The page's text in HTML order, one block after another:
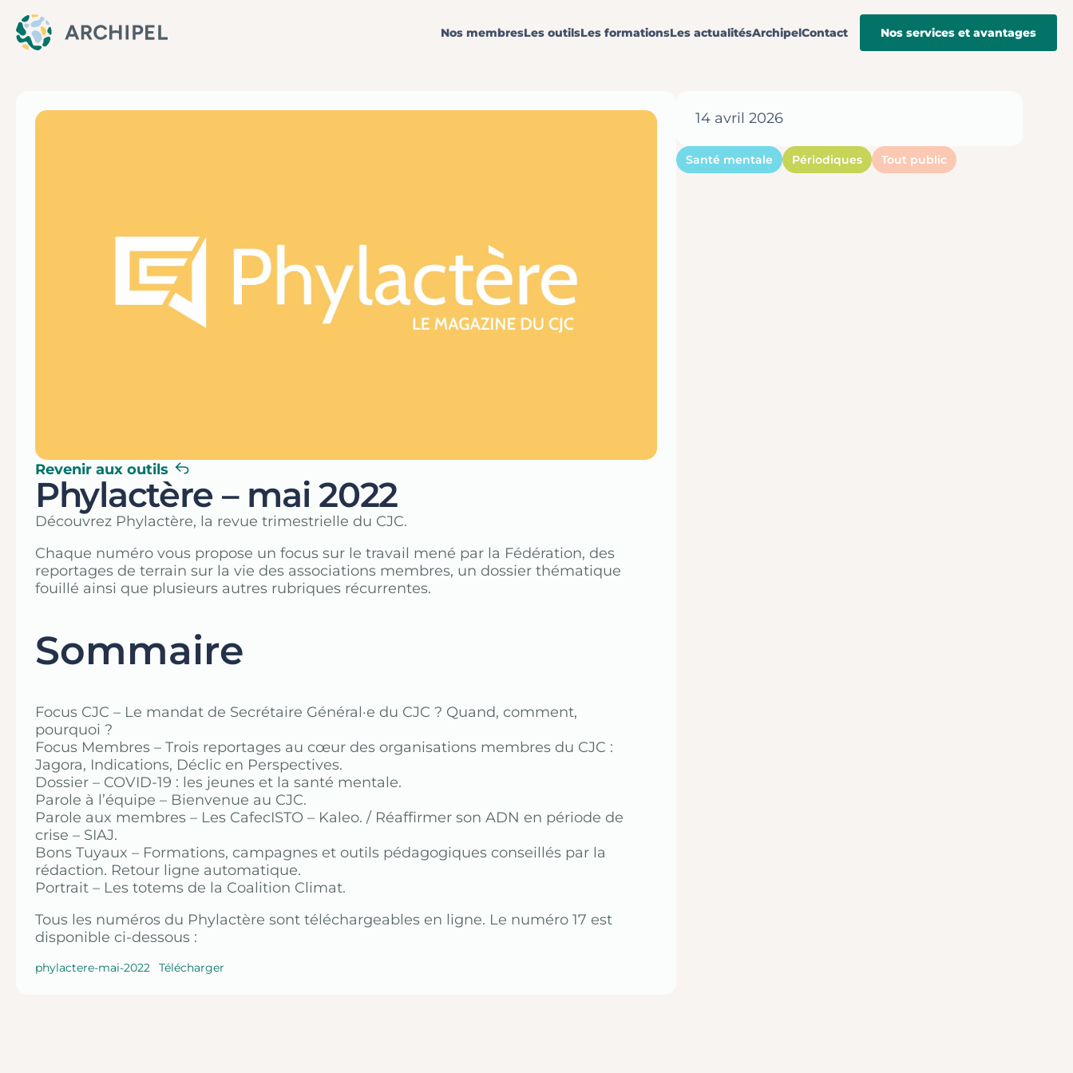
Nos membresLes outilsLes formationsLes actualitésArchipelContact Nos services et avantages
Revenir aux outils
Phylactère – mai 2022
Découvrez Phylactère, la revue trimestrielle du CJC.
Chaque numéro vous propose un focus sur le travail mené par la Fédération, des
reportages de terrain sur la vie des associations membres, un dossier thématique
fouillé ainsi que plusieurs autres rubriques récurrentes.
Sommaire
Focus CJC – Le mandat de Secrétaire Général·e du CJC ? Quand, comment,
pourquoi ?
Focus Membres – Trois reportages au cœur des organisations membres du CJC :
Jagora, Indications, Déclic en Perspectives.
Dossier – COVID-19 : les jeunes et la santé mentale.
Parole à l’équipe – Bienvenue au CJC.
Parole aux membres – Les CafecISTO – Kaleo. / Réaffirmer son ADN en période de
crise – SIAJ.
Bons Tuyaux – Formations, campagnes et outils pédagogiques conseillés par la
rédaction. Retour ligne automatique.
Portrait – Les totems de la Coalition Climat.
Tous les numéros du Phylactère sont téléchargeables en ligne. Le numéro 17 est
disponible ci-dessous :
phylactere-mai-2022 Télécharger
14 avril 2026
Santé mentale Périodiques Tout public